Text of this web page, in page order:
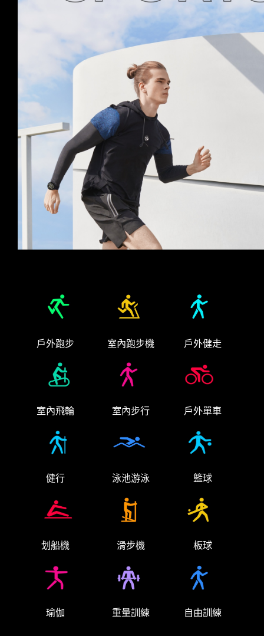
戶外跑步 室內跑步機 戶外健走
室內飛輪 室內步行 戶外單車
健行 泳池游泳 籃球
划船機 滑步機 板球
瑜伽 重量訓練 自由訓練